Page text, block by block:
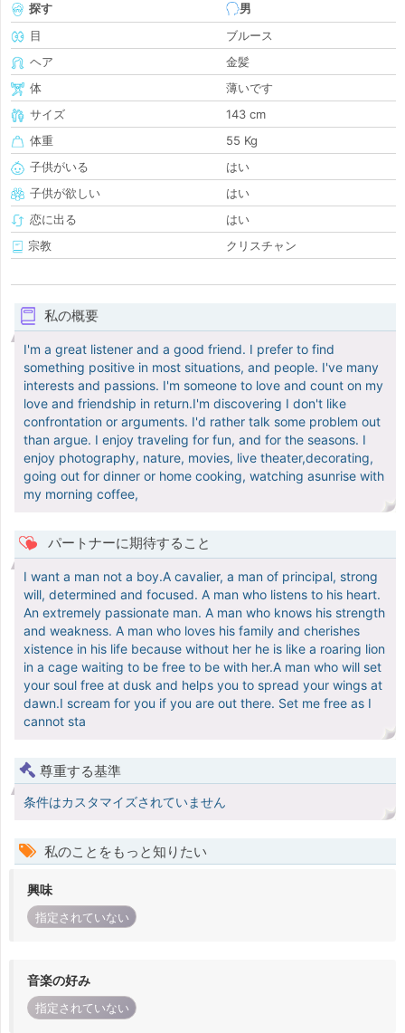
探す
男
目
ブルース
ヘア
金髪
体
薄いです
サイズ
143 cm
体重
55 Kg
子供がいる
はい
子供が欲しい
はい
恋に出る
はい
宗教
クリスチャン
私の概要
I'm a great listener and a good friend. I prefer to find
something positive in most situations, and people. I've many
interests and passions. I'm someone to love and count on my
love and friendship in return.I'm discovering I don't like
confrontation or arguments. I'd rather talk some problem out
than argue. I enjoy traveling for fun, and for the seasons. I
enjoy photography, nature, movies, live theater,decorating,
going out for dinner or home cooking, watching asunrise with
my morning coffee,
パートナーに期待すること
I want a man not a boy.A cavalier, a man of principal, strong
will, determined and focused. A man who listens to his heart.
An extremely passionate man. A man who knows his strength
and weakness. A man who loves his family and cherishes
xistence in his life because without her he is like a roaring lion
in a cage waiting to be free to be with her.A man who will set
your soul free at dusk and helps you to spread your wings at
dawn.I scream for you if you are out there. Set me free as I
cannot sta
尊重する基準
条件はカスタマイズされていません
私のことをもっと知りたい
興味
指定されていない
音楽の好み
指定されていない